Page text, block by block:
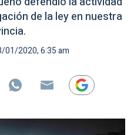
de la ley en nuestra
01/2020, 6:35 am